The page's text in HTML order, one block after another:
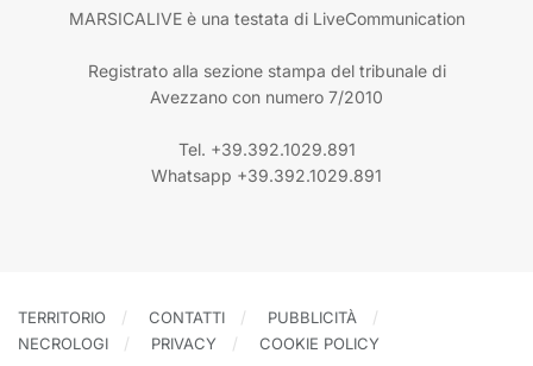
MARSICALIVE è una testata di LiveCommunication
Registrato alla sezione stampa del tribunale di
Avezzano con numero 7/2010
Tel. +39.392.1029.891
Whatsapp +39.392.1029.891
TERRITORIO CONTATTI
PUBBLICITÀ
NECROLOGI
PRIVACY COOKIE POLICY